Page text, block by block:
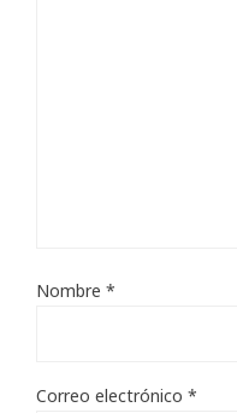
Nombre *
Correo electrónico *